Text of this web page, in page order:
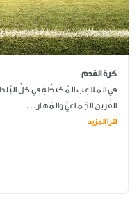
كرة القدم
في المَلاعِبِ المُكتظّةِ في كلِّ
الفَريقِ الجَماعيَّ والمَهار...
اقرأ المزيد